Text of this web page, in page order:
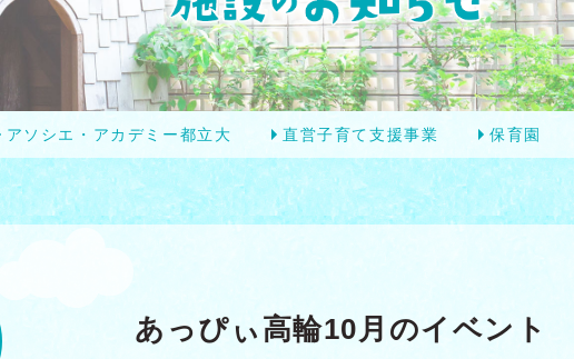
アソシエ・アカデミー都立大 直営子育て支援事業 保育園
あっぴぃ高輪10月のイベント